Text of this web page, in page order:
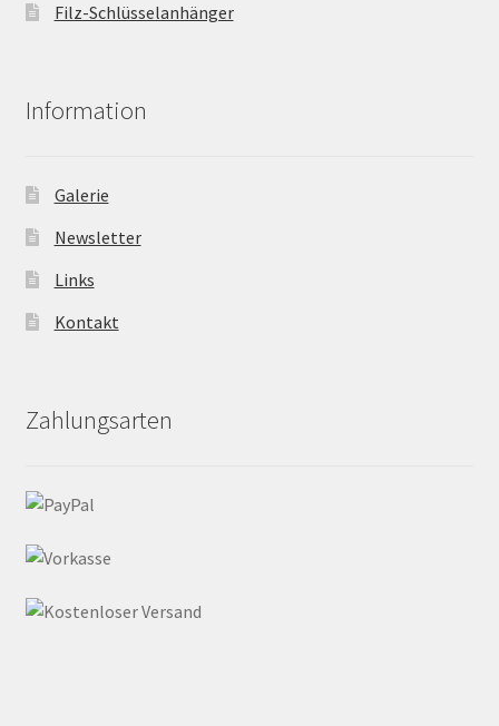
Filz-Schlüsselanhänger
Information
Galerie
Newsletter
Links
Kontakt
Zahlungsarten